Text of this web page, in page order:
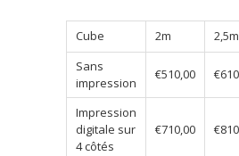
Cube 2m 2,5m
Sans
impression
€510,00
Impression
digitale sur
4 côtés
€710,00